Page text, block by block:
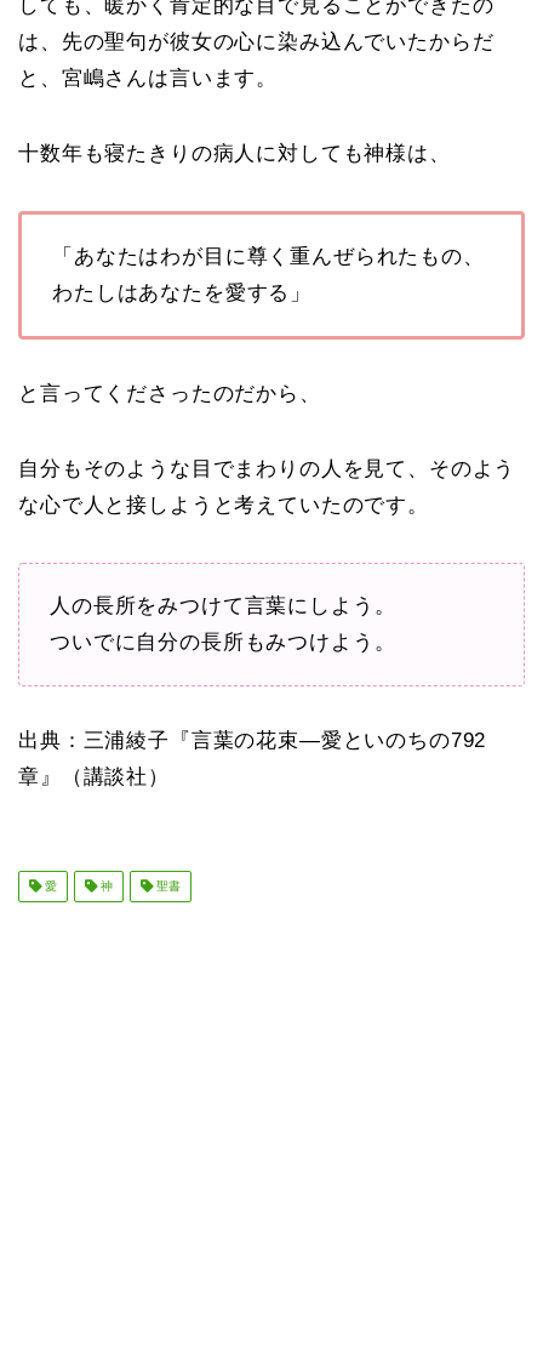
しても、暖かく肯定的な目で見ることができたの
は、先の聖句が彼女の心に染み込んでいたからだ
と、宮嶋さんは言います。
十数年も寝たきりの病人に対しても神様は、
「あなたはわが目に尊く重んぜられたもの、
わたしはあなたを愛する」
と言ってくださったのだから、
自分もそのような目でまわりの人を見て、そのよう
な心で人と接しようと考えていたのです。
人の長所をみつけて言葉にしよう。
ついでに自分の長所もみつけよう。
出典：三浦綾子『言葉の花束―愛といのちの792
章』（講談社）
愛 神 聖書